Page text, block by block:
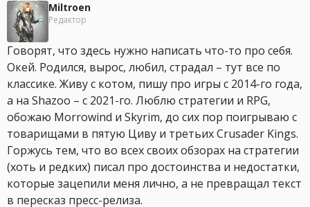
Miltroen
Редактор
Говорят, что здесь нужно написать что-то про себя.
Окей. Родился, вырос, любил, страдал – тут все по
классике. Живу с котом, пишу про игры с 2014-го года,
а на Shazoo – с 2021-го. Люблю стратегии и RPG,
обожаю Morrowind и Skyrim, до сих пор поигрываю с
товарищами в пятую Циву и третьих Crusader Kings.
Горжусь тем, что во всех своих обзорах на стратегии
(хоть и редких) писал про достоинства и недостатки,
которые зацепили меня лично, а не превращал текст
в пересказ пресс-релиза.